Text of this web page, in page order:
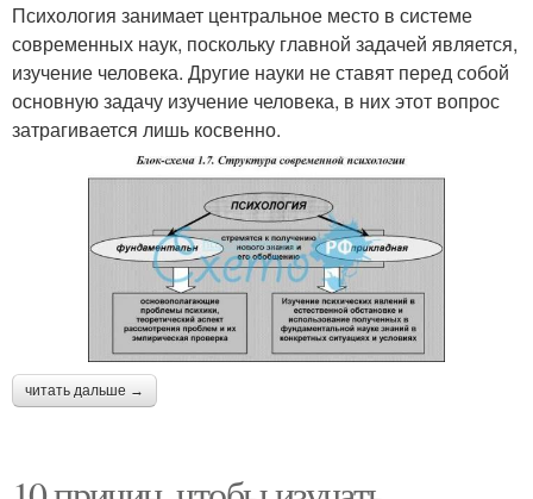
Психология занимает центральное место в системе
современных наук, поскольку главной задачей является,
изучение человека. Другие науки не ставят перед собой
основную задачу изучение человека, в них этот вопрос
затрагивается лишь косвенно.
читать дальше →